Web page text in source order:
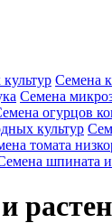
Семена
Семена
огурцов
культур
томата
шпината